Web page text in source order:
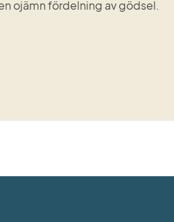
ojämn fördelning av gödsel.